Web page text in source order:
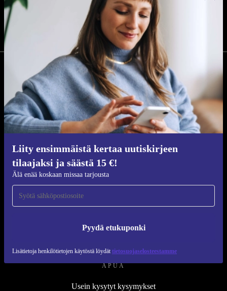
Liity ensimmäistä kertaa uutiskirjeen
tilaajaksi ja säästä 15 €!
Älä enää koskaan missaa tarjousta
Pyydä etukuponki
Lisätietoja henkilötietojen käytöstä löydät tietosuojaselosteestamme
SEURAA MEITÄ
YRITYS
Miksi refurbed
Kunnostusprosessi
Kestävyys
Laatu
Tietoa meistä
APUA
Usein kysytyt kysymykset